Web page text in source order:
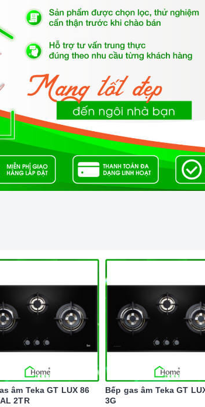
sóng kết hợp nướng Teka MWE 225 G BLANCO
G BLANCO
bạn có thể chế biến được nhiều món ăn
chế độ rã đông theo khối lượng và thời
chóng chế biến thực phẩm ngay sau khi
nữa.
225 G BLANCO được trang bị một bảng
các nút bấm điện tử và một núm xoay bố trí
hâm nóng, rã đông, các mức công suất,...
dụng. Hơn nữa, lò còn có chức năng
phép thực hiện các món nướng thơm ngon,
thì
hành thân thiết nhất của người nội trợ, là
nay, nhất là trong cuộc sống đầy năng
làm nhiều công việc lại còn chăm sóc cho
âm Teka GT LUX 86
2TR
Bếp gas âm Teka GT
3G